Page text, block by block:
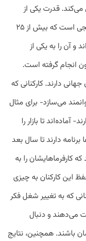
طی می‌کند. قدرت یکی از
درون‌مایه‌های اصلی یافته‌ها در این نظرسنجی است که بیش از ۲۵
و آن را به یکی از
انجام گرفته است.
دارند. کارکنانی که
می‌سازد- برای مثال
تا بازار را
دارند تا سال بعد
کارفرماهایشان را به
این کارکنان به چیزی
که به تغییر شغل فکر
می‌دهند و دنبال
باشند. همچنین، نتایج